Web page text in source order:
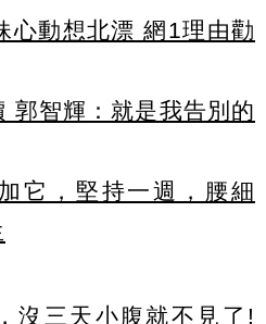
心動想北漂 網1理由勸
郭智輝：就是我告別的
它，堅持一週，腰細
沒三天小腹就不見了!